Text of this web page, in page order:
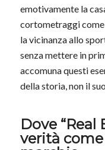
emotivamente la
cortometraggi come
la vicinanza allo
senza mettere in
accomuna questi
della storia, non il
Dove “Real
verità